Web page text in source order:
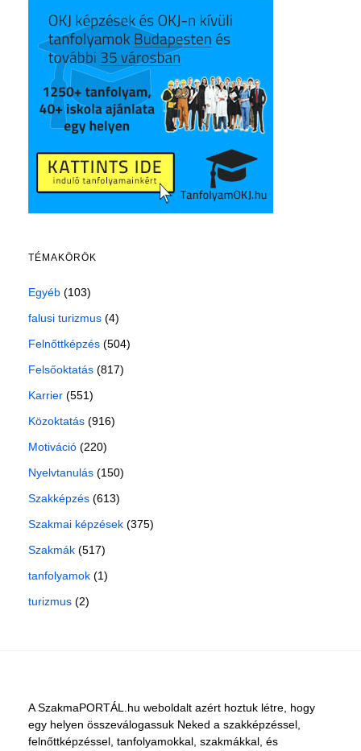
TÉMAKÖRÖK
Egyéb (103)
falusi turizmus (4)
Felnőttképzés (504)
Felsőoktatás (817)
Karrier (551)
Közoktatás (916)
Motiváció (220)
Nyelvtanulás (150)
Szakképzés (613)
Szakmai képzések (375)
Szakmák (517)
tanfolyamok (1)
turizmus (2)
A SzakmaPORTÁL.hu weboldalt azért hoztuk létre, hogy
egy helyen összeválogassuk Neked a szakképzéssel,
felnőttképzéssel, tanfolyamokkal, szakmákkal, és